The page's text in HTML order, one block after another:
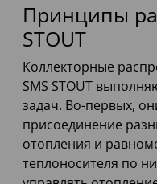
Принципы
STOUT
Коллекторные
SMS STOUT
задач. Во-первых,
присоединение
отопления и
теплоносителя по